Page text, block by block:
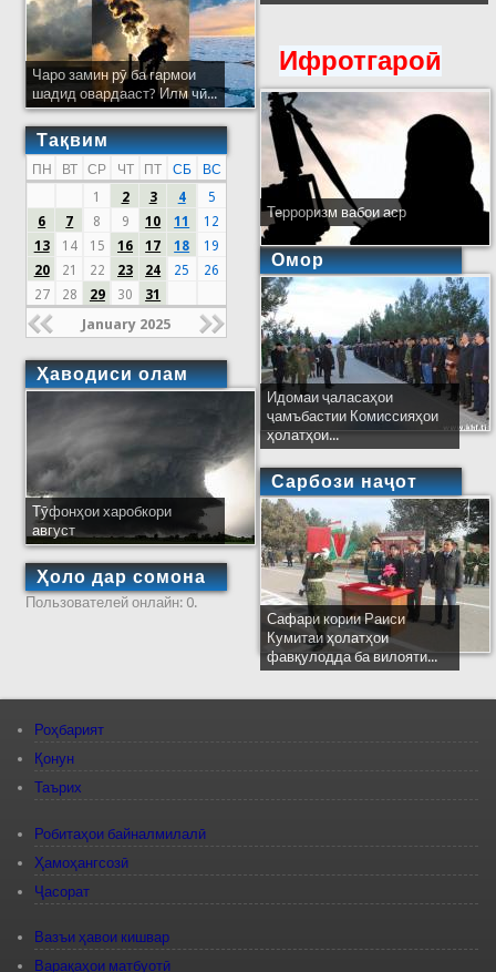
Чаро замин рӯ ба гармои
шадид овардааст? Илм чӣ...
Тақвим
ПН ВТ СР ЧТ ПТ СБ
ВС
1
2 3 4
5
6
7 8 9 10 11
12
13
14 15 16 17 18
19
20
21 22 23 24 25
26
27
28 29 30 31
January 2025
Ҳаводиси олам
Тӯфонҳои харобкори
август
Ҳоло дар сомона
Пользователей онлайн: 0.
Ифротгароӣ
Терроризм вабои аср
Омор
Идомаи ҷаласаҳои
ҷамъбастии Комиссияҳои
ҳолатҳои...
Сарбози наҷот
Сафари кории Раиси
Кумитаи ҳолатҳои
фавқулодда ба вилояти...
Роҳбарият
Қонун
Таърих
Робитаҳои байналмилалӣ
Ҳамоҳангсозӣ
Ҷасорат
Вазъи ҳавои кишвар
Варақаҳои матбуотӣ